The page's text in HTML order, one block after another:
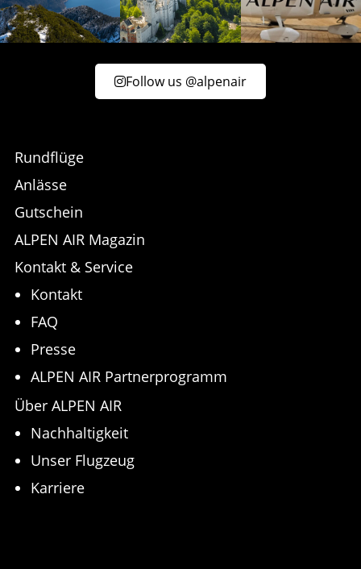
Follow us @alpenair
Rundflüge
Anlässe
Gutschein
ALPEN AIR Magazin
Kontakt & Service
Kontakt
FAQ
Presse
ALPEN AIR Partnerprogramm
Über ALPEN AIR
Nachhaltigkeit
Unser Flugzeug
Karriere